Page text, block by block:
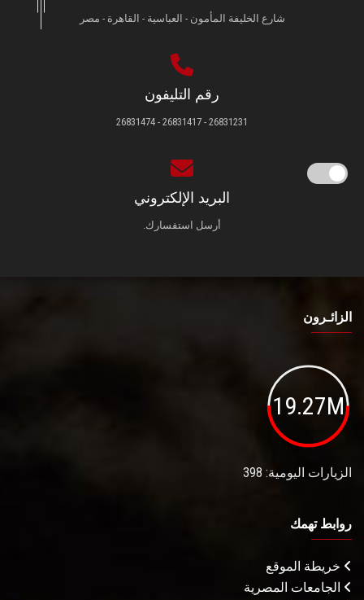
شارع الخليفة المأمون - العباسية - القاهرة - مصر
رقم التليفون
26831231 - 26831417 - 26831474
البريد الإلكتروني
أرسل استفسارك.
الزائـرون
19.27M
الزيارات اليومية: 398
روابط تهمك
خريطة الموقع
الجامعات المصرية